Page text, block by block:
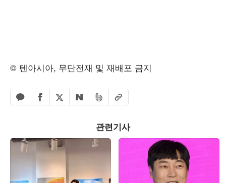
© 텐아시아, 무단전재 및 재배포 금지
카카오톡 공유하기
페이스북 공유하기
엑스 공유하기
네이버 공유하기
밴드 공유하기
URL복사
관련기사